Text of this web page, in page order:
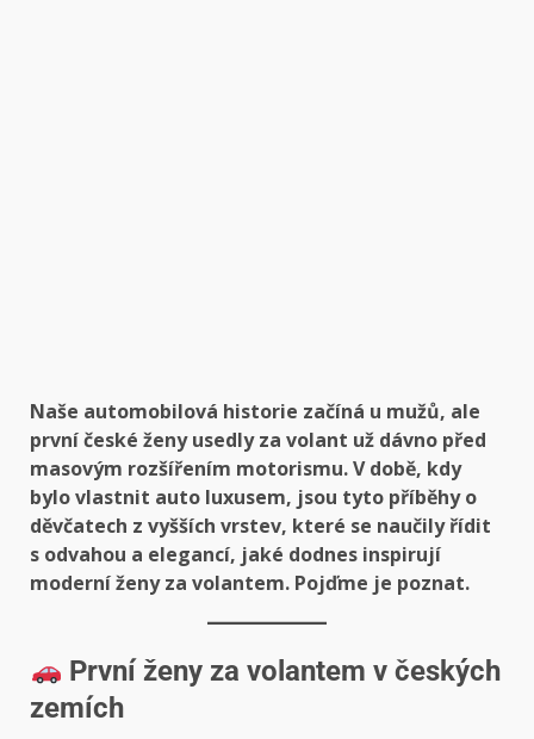
Naše automobilová historie začíná u mužů, ale
první české ženy usedly za volant už dávno před
masovým rozšířením motorismu. V době, kdy
bylo vlastnit auto luxusem, jsou tyto příběhy o
děvčatech z vyšších vrstev, které se naučily řídit
s odvahou a elegancí, jaké dodnes inspirují
moderní ženy za volantem. Pojďme je poznat.
První ženy za volantem v českých
zemích